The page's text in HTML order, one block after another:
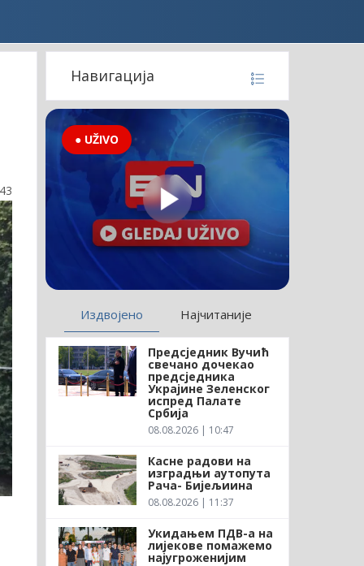
Навигација
● UŽIVO
Издвојено Најчитаније
Предсједник Вучић
свечано дочекао
предсједника
Украјине Зеленског
испред Палате
Србија
08.08.2026 | 10:47
Касне радови на
изградњи аутопута
Рача- Бијељиина
08.08.2026 | 11:37
Укидањем ПДВ-а на
лијекове помажемо
најугроженијим